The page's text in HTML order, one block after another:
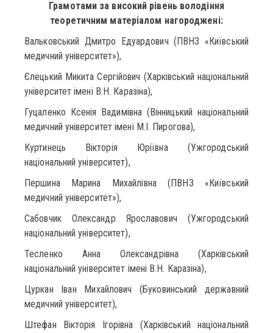
Грамотами за високий рівень володіння
теоретичним матеріалом нагороджені:
Вальковський Дмитро Едуардович (ПВНЗ «Київський
медичний університет»),
Єлецький Микита Сергійович (Харківський національний
університет імені В.Н. Каразіна),
Гуцаленко Ксенія Вадимівна (Вінницький національний
медичний університет імені М.І. Пирогова),
Куртинець Вікторія Юріївна (Ужгородський
національний університет),
Першина Марина Михайлівна (ПВНЗ «Київський
медичний університет»),
Сабовчик Олександр Ярославович (Ужгородський
національний університет),
Тесленко Анна Олександрівна (Харківський
національний університет імені В.Н. Каразіна),
Цуркан Іван Михайлович (Буковинський державний
медичний університет),
Штефан Вікторія Ігорівна (Харківський національний